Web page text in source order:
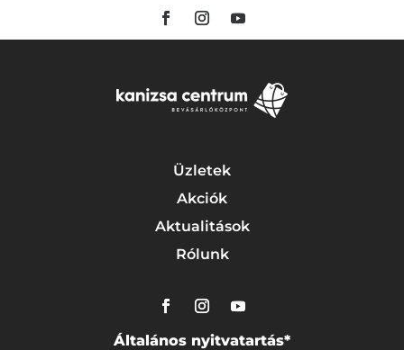
Üzletek
Akciók
Aktualitások
Rólunk
Általános nyitvatartás*